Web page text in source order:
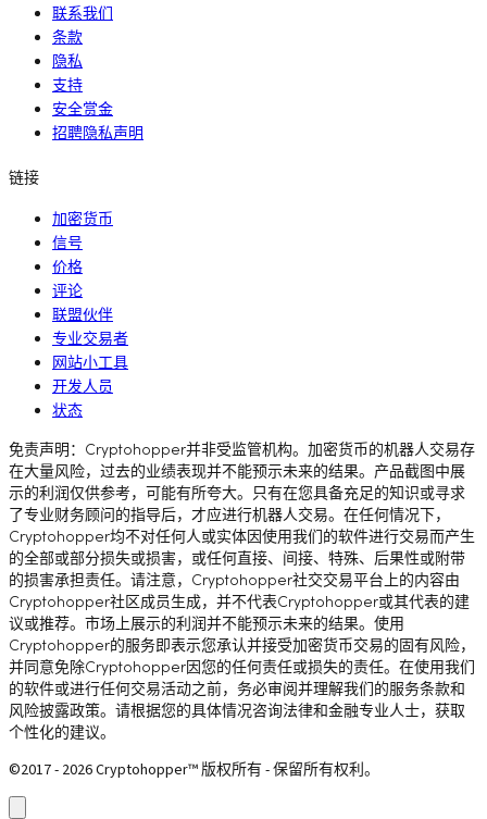
联系我们
条款
隐私
支持
安全赏金
招聘隐私声明
链接
加密货币
信号
价格
评论
联盟伙伴
专业交易者
网站小工具
开发人员
状态
免责声明：Cryptohopper并非受监管机构。加密货币的机器人交易存
在大量风险，过去的业绩表现并不能预示未来的结果。产品截图中展
示的利润仅供参考，可能有所夸大。只有在您具备充足的知识或寻求
了专业财务顾问的指导后，才应进行机器人交易。在任何情况下，
Cryptohopper均不对任何人或实体因使用我们的软件进行交易而产生
的全部或部分损失或损害，或任何直接、间接、特殊、后果性或附带
的损害承担责任。请注意，Cryptohopper社交交易平台上的内容由
Cryptohopper社区成员生成，并不代表Cryptohopper或其代表的建
议或推荐。市场上展示的利润并不能预示未来的结果。使用
Cryptohopper的服务即表示您承认并接受加密货币交易的固有风险，
并同意免除Cryptohopper因您的任何责任或损失的责任。在使用我们
的软件或进行任何交易活动之前，务必审阅并理解我们的服务条款和
风险披露政策。请根据您的具体情况咨询法律和金融专业人士，获取
个性化的建议。
©2017 - 2026 Cryptohopper™ 版权所有 - 保留所有权利。